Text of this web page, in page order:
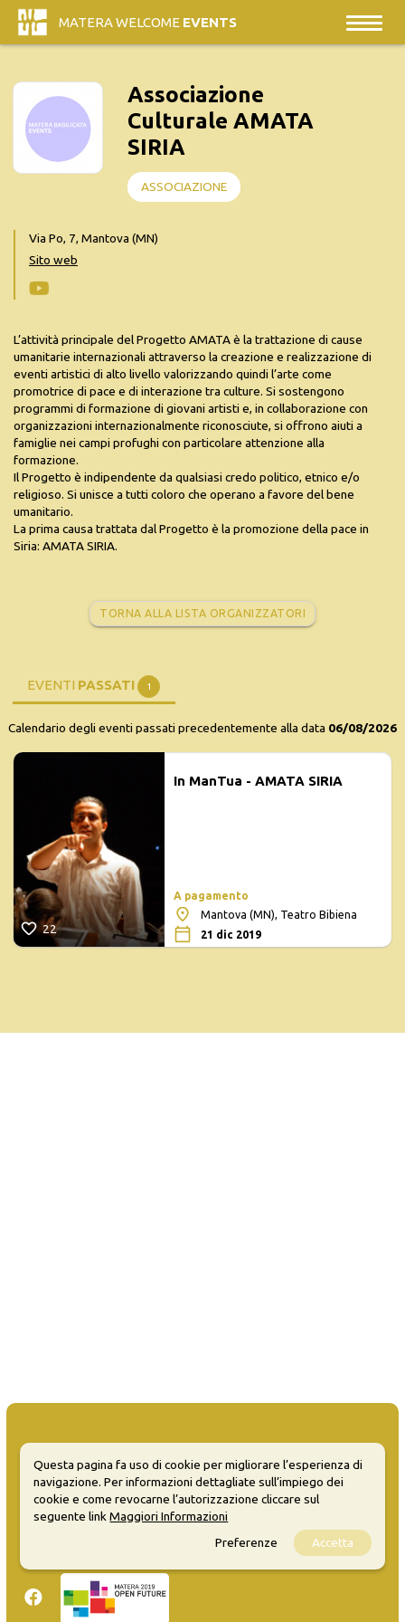
MATERA WELCOME EVENTS
Associazione
Culturale AMATA
SIRIA
ASSOCIAZIONE
Via Po, 7, Mantova (MN)
Sito web
L’attività principale del Progetto AMATA è la trattazione di cause
umanitarie internazionali attraverso la creazione e realizzazione di
eventi artistici di alto livello valorizzando quindi l’arte come
promotrice di pace e di interazione tra culture. Si sostengono
programmi di formazione di giovani artisti e, in collaborazione con
organizzazioni internazionalmente riconosciute, si offrono aiuti a
famiglie nei campi profughi con particolare attenzione alla
formazione.
Il Progetto è indipendente da qualsiasi credo politico, etnico e/o
religioso. Si unisce a tutti coloro che operano a favore del bene
umanitario.
La prima causa trattata dal Progetto è la promozione della pace in
Siria: AMATA SIRIA.
TORNA ALLA LISTA ORGANIZZATORI
EVENTI PASSATI 1
Calendario degli eventi passati precedentemente alla data 06/08/2026
22
In ManTua - AMATA SIRIA
A pagamento
Mantova (MN), Teatro Bibiena
21 dic 2019
MATERA WELCOME EVENTS
Opendata
Questa pagina fa uso di cookie per migliorare l’esperienza di
navigazione. Per informazioni dettagliate sull’impiego dei
cookie e come revocarne l’autorizzazione cliccare sul
seguente linkMaggiori Informazioni
Preferenze
Accetta